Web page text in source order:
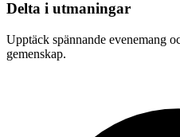
Delta i utmaningar
Upptäck spännande evenemang
gemenskap.